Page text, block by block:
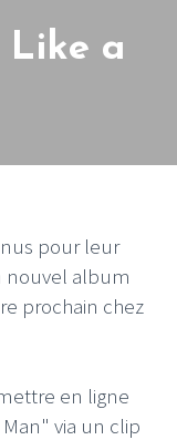
Like a
pour leur
nouvel album
prochain chez
en ligne
via un clip